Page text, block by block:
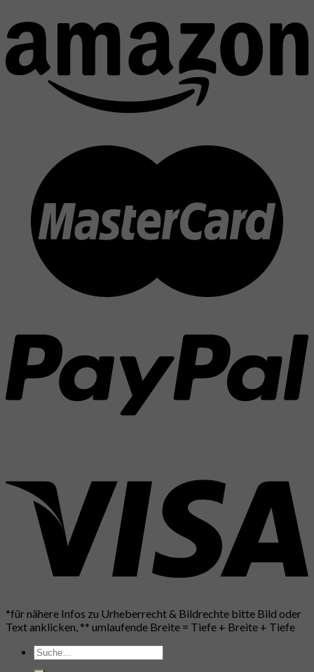
*für nähere Infos zu Urheberrecht & Bildrechte bitte Bild oder
Text anklicken, ** umlaufende Breite = Tiefe + Breite + Tiefe
Suche
nach: